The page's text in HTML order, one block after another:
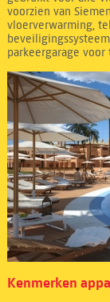
voorzien van
vloerverwarming,
parkeergarage voor
Kenmerken